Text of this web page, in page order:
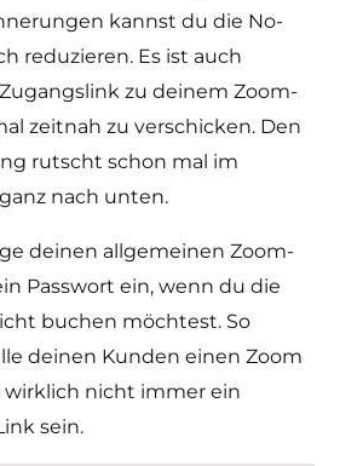
kannst du die No-
reduzieren. Es ist auch
zu deinem Zoom-
zeitnah zu verschicken. Den
rutscht schon mal im
nach unten.
deinen allgemeinen Zoom-
Passwort ein, wenn du die
buchen möchtest. So
deinen Kunden einen Zoom
wirklich nicht immer ein
sein.